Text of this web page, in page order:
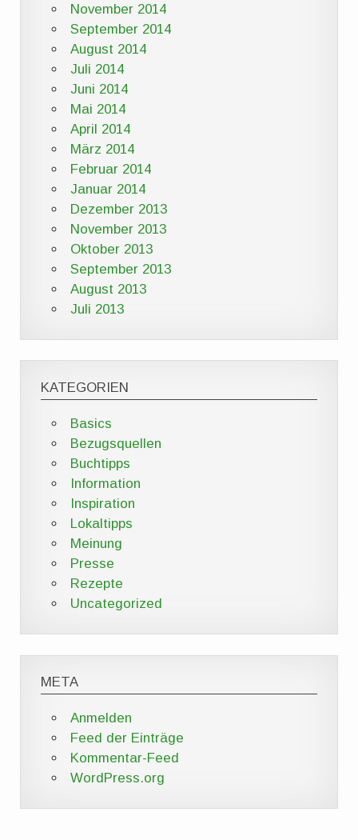
November 2014
September 2014
August 2014
Juli 2014
Juni 2014
Mai 2014
April 2014
März 2014
Februar 2014
Januar 2014
Dezember 2013
November 2013
Oktober 2013
September 2013
August 2013
Juli 2013
KATEGORIEN
Basics
Bezugsquellen
Buchtipps
Information
Inspiration
Lokaltipps
Meinung
Presse
Rezepte
Uncategorized
META
Anmelden
Feed der Einträge
Kommentar-Feed
WordPress.org